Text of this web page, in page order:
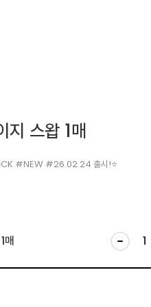
지 스왑 1매
#NEW #26.02.24 출시!⭐
매